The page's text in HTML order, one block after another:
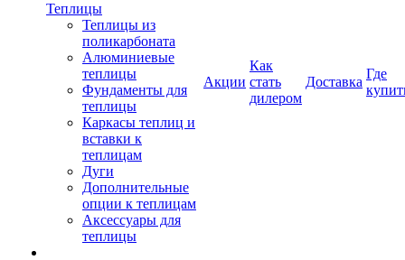
Теплицы
Теплицы из
поликарбоната
Алюминиевые
теплицы
Фундаменты для
теплицы
Каркасы теплиц и
вставки к
теплицам
Дуги
Дополнительные
опции к теплицам
Аксессуары для
теплицы
Акции
Как
стать
дилером
Доставка
Где